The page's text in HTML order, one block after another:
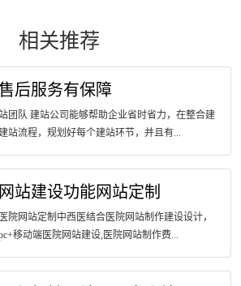
相关推荐
后服务有保障
团队 建站公司能够帮助企业省时省力，在整合建
站流程，规划好每个建站环节，并且有...
站建设功能网站定制
院网站定制中西医结合医院网站制作建设设计，
移动端医院网站建设,医院网站制作费...